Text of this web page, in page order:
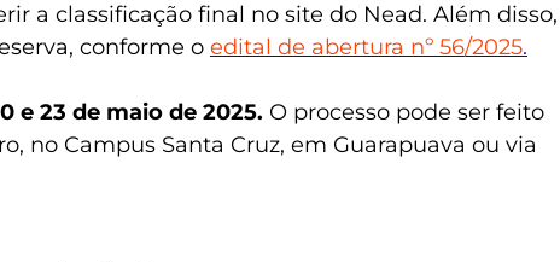
a classificação final no site do Nead. Além disso,
conforme o edital de abertura nº 56/2025.
e 23 de maio de 2025. O processo pode ser feito
no Campus Santa Cruz, em Guarapuava ou via